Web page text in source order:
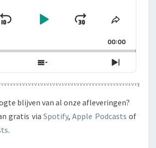
Skip
Play
Jump
Forward
Share
Episode
00:00
Show
Episodes
List
Next
Episode
blijven van al onze afleveringen?
gratis via Spotify,Apple Podcasts of
.